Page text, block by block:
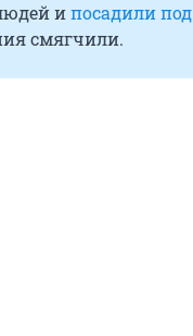
ипосадили под
смягчили.